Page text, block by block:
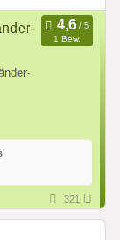
1 Bew.
321